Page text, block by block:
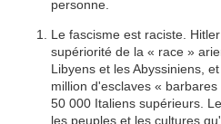
personne.
Le fascisme est raciste.
supériorité de la « race »
Libyens et les Abyssiniens,
million d'esclaves «
50 000 Italiens supérieurs.
les peuples et les cultures